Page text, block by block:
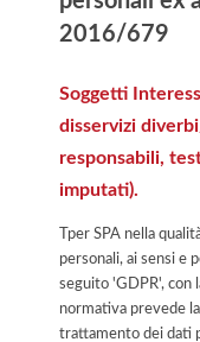
2016/679
Soggetti
disservizi
responsabili,
imputati).
Tper SPA nella
personali, ai sensi e
seguito 'GDPR', con
normativa prevede
trattamento dei dati